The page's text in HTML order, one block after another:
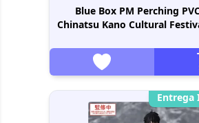
Blue Box PM Perching
Chinatsu Kano Cultural
Entrega